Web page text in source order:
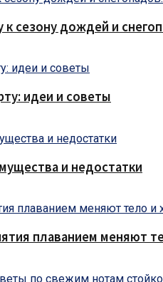
к сезону дождей и
идеи и советы
и недостатки
плаванием меняют